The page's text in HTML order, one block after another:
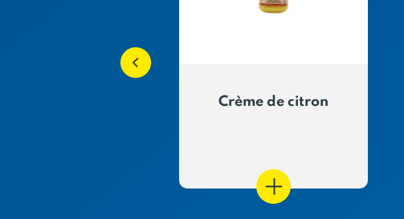
Crème de citron